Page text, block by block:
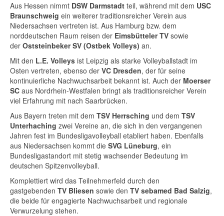
Aus Hessen nimmt DSW Darmstadt teil, während mit dem USC
Braunschweig ein weiterer traditionsreicher Verein aus
Niedersachsen vertreten ist. Aus Hamburg bzw. dem
norddeutschen Raum reisen der Eimsbütteler TV sowie
der Oststeinbeker SV (Ostbek Volleys) an.
Mit den L.E. Volleys ist Leipzig als starke Volleyballstadt im
Osten vertreten, ebenso der VC Dresden, der für seine
kontinuierliche Nachwuchsarbeit bekannt ist. Auch der Moerser
SC aus Nordrhein-Westfalen bringt als traditionsreicher Verein
viel Erfahrung mit nach Saarbrücken.
Aus Bayern treten mit dem TSV Herrsching und dem TSV
Unterhaching zwei Vereine an, die sich in den vergangenen
Jahren fest im Bundesligavolleyball etabliert haben. Ebenfalls
aus Niedersachsen kommt die SVG Lüneburg, ein
Bundesligastandort mit stetig wachsender Bedeutung im
deutschen Spitzenvolleyball.
Komplettiert wird das Teilnehmerfeld durch den
gastgebenden TV Bliesen sowie den TV sebamed Bad Salzig,
die beide für engagierte Nachwuchsarbeit und regionale
Verwurzelung stehen.